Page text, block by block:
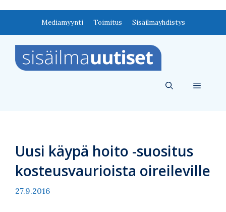
Mediamyynti Toimitus Sisäilmayhdistys
Valikko
Uusi käypä hoito -suositus
kosteusvaurioista oireileville
27.9.2016